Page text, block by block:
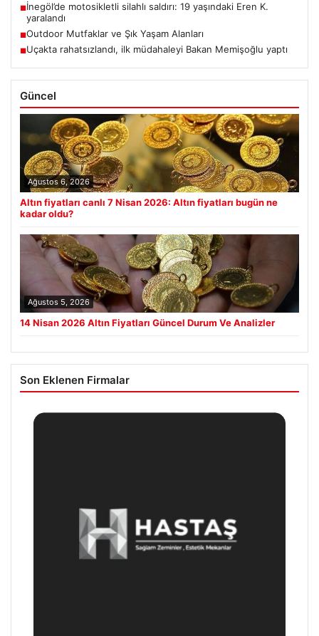
■İnegöl’de motosikletli silahlı saldırı: 19 yaşındaki Eren K.
yaralandı
■Outdoor Mutfaklar ve Şık Yaşam Alanları
■Uçakta rahatsızlandı, ilk müdahaleyi Bakan Memişoğlu yaptı
Güncel
Ağustos 6, 2026
Altın fiyatları canlı 7 Nisan 2026: Altın fiyatları bugün ne
kadar oldu?
Ağustos 5, 2026
14 Nisan 2026 Altın Fiyatları Güncel Durum Ve Analizler
Son Eklenen Firmalar